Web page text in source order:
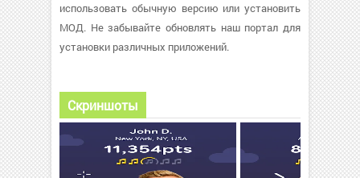
использовать обычную версию или установить
МОД. Не забывайте обновлять наш портал для
установки различных приложений.
Скриншоты